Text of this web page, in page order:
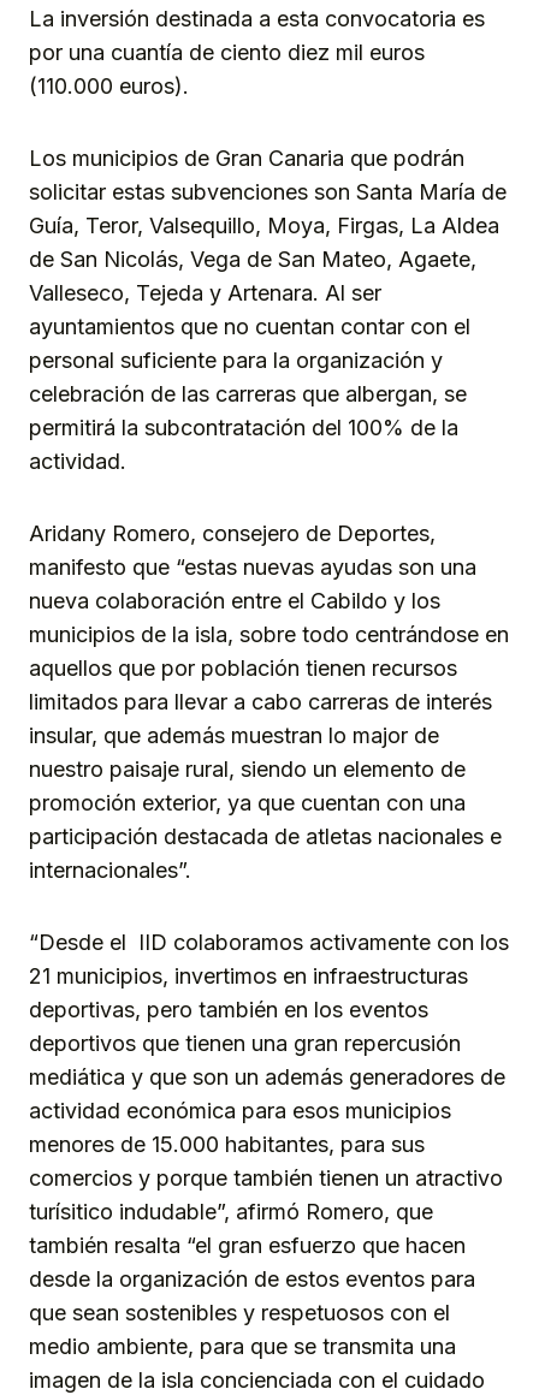
La inversión destinada a esta convocatoria es
por una cuantía de ciento diez mil euros
(110.000 euros).
Los municipios de Gran Canaria que podrán
solicitar estas subvenciones son Santa María de
Guía, Teror, Valsequillo, Moya, Firgas, La Aldea
de San Nicolás, Vega de San Mateo, Agaete,
Valleseco, Tejeda y Artenara. Al ser
ayuntamientos que no cuentan contar con el
personal suficiente para la organización y
celebración de las carreras que albergan, se
permitirá la subcontratación del 100% de la
actividad.
Aridany Romero, consejero de Deportes,
manifesto que “estas nuevas ayudas son una
nueva colaboración entre el Cabildo y los
municipios de la isla, sobre todo centrándose en
aquellos que por población tienen recursos
limitados para llevar a cabo carreras de interés
insular, que además muestran lo major de
nuestro paisaje rural, siendo un elemento de
promoción exterior, ya que cuentan con una
participación destacada de atletas nacionales e
internacionales”.
“Desde el IID colaboramos activamente con los
21 municipios, invertimos en infraestructuras
deportivas, pero también en los eventos
deportivos que tienen una gran repercusión
mediática y que son un además generadores de
actividad económica para esos municipios
menores de 15.000 habitantes, para sus
comercios y porque también tienen un atractivo
turísitico indudable”, afirmó Romero, que
también resalta “el gran esfuerzo que hacen
desde la organización de estos eventos para
que sean sostenibles y respetuosos con el
medio ambiente, para que se transmita una
imagen de la isla concienciada con el cuidado